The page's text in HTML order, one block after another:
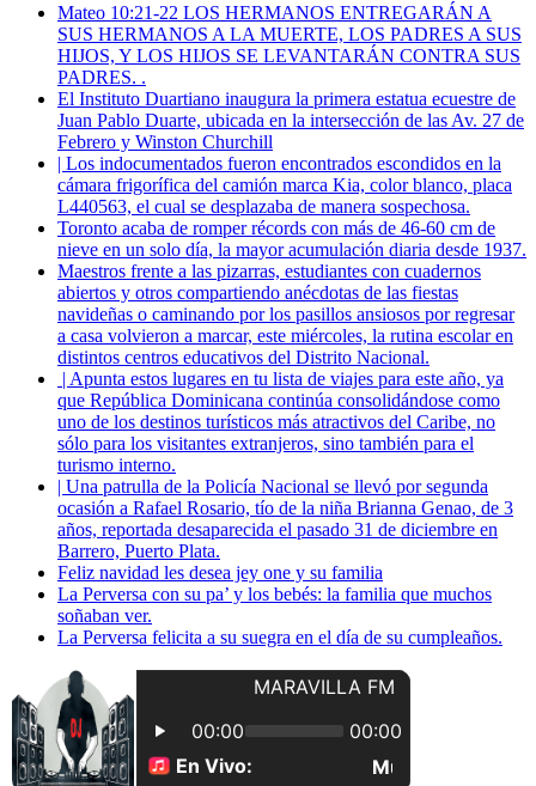
Mateo 10:21-22 LOS HERMANOS ENTREGARÁN A
SUS HERMANOS A LA MUERTE, LOS PADRES A SUS
HIJOS, Y LOS HIJOS SE LEVANTARÁN CONTRA SUS
PADRES. .
El Instituto Duartiano inaugura la primera estatua ecuestre de
Juan Pablo Duarte, ubicada en la intersección de las Av. 27 de
Febrero y Winston Churchill
| Los indocumentados fueron encontrados escondidos en la
cámara frigorífica del camión marca Kia, color blanco, placa
L440563, el cual se desplazaba de manera sospechosa.
Toronto acaba de romper récords con más de 46-60 cm de
nieve en un solo día, la mayor acumulación diaria desde 1937.
Maestros frente a las pizarras, estudiantes con cuadernos
abiertos y otros compartiendo anécdotas de las fiestas
navideñas o caminando por los pasillos ansiosos por regresar
a casa volvieron a marcar, este miércoles, la rutina escolar en
distintos centros educativos del Distrito Nacional.
| Apunta estos lugares en tu lista de viajes para este año, ya
que República Dominicana continúa consolidándose como
uno de los destinos turísticos más atractivos del Caribe, no
sólo para los visitantes extranjeros, sino también para el
turismo interno.
| Una patrulla de la Policía Nacional se llevó por segunda
ocasión a Rafael Rosario, tío de la niña Brianna Genao, de 3
años, reportada desaparecida el pasado 31 de diciembre en
Barrero, Puerto Plata.
Feliz navidad les desea jey one y su familia
La Perversa con su pa’ y los bebés: la familia que muchos
soñaban ver.
La Perversa felicita a su suegra en el día de su cumpleaños.